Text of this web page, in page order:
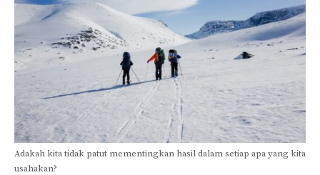
Adakah kita tidak patut mementingkan hasil dalam setiap apa yang kita
usahakan?